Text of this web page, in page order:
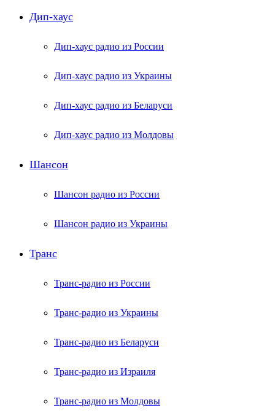
Дип-хаус
Дип-хаус радио из России
Дип-хаус радио из Украины
Дип-хаус радио из Беларуси
Дип-хаус радио из Молдовы
Шансон
Шансон радио из России
Шансон радио из Украины
Транс
Транс-радио из России
Транс-радио из Украины
Транс-радио из Беларуси
Транс-радио из Израиля
Транс-радио из Молдовы